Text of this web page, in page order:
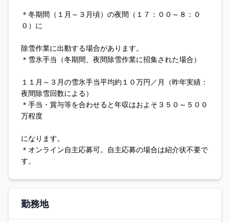
＊冬期間（１月～３月頃）の夜間（１７：００～８：０
０）に
除雪作業に出動する場合があります。
＊雪氷手当（冬期間、夜間除雪作業に招集された場合）
１１月～３月の雪氷手当平均約１０万円／月（昨年実績：
夜間除雪回数による）
＊手当・賞与等を合わせると年収はおよそ３５０～５００
万程度
になります。
＊オンライン自主応募可。自主応募の場合は紹介状不要で
す。
勤務地